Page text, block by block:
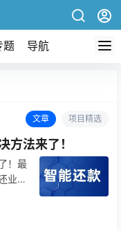
题 导航
文章 项目精选
方法来了！
！最
业
不得